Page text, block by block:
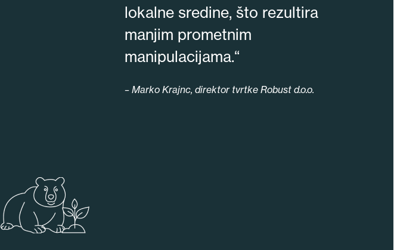
lokalne sredine, što rezultira
manjim prometnim
manipulacijama.“
– Marko Krajnc, direktor tvrtke Robust d.o.o.